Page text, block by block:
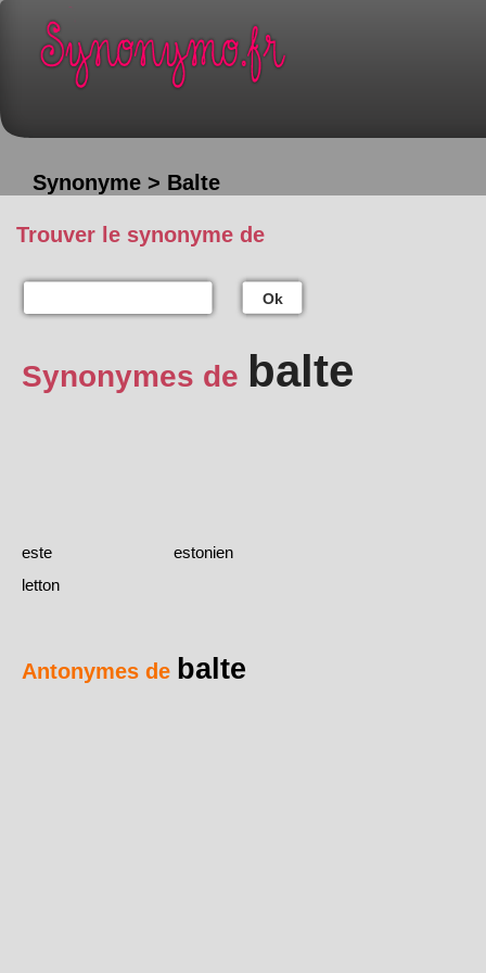
Synonyme > Balte
Trouver le synonyme de
Ok
Synonymes de balte
este
estonien
letton
Antonymes de balte